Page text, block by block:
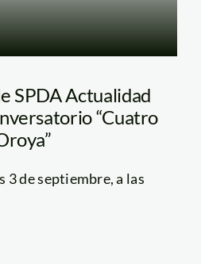
SPDA Actualidad
“Cuatro
3 de septiembre, a las